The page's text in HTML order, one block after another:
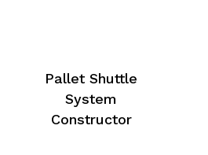
Pallet Shuttle
System
Constructor